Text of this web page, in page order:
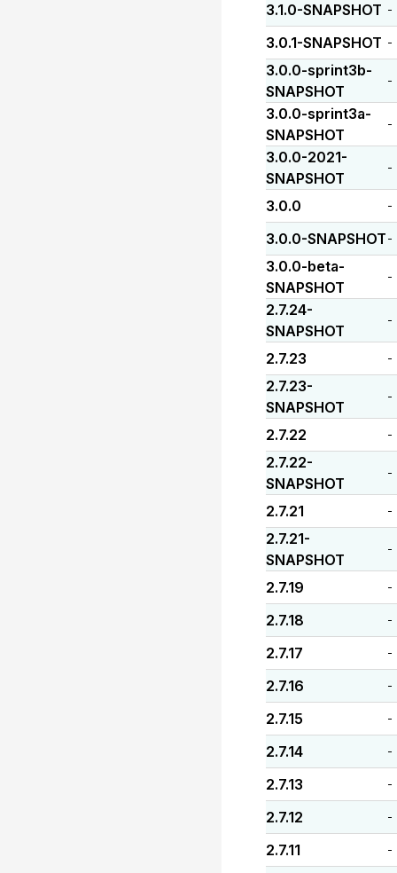
3.1.0-SNAPSHOT -
3.0.1-SNAPSHOT -
3.0.0-sprint3b-
SNAPSHOT
-
3.0.0-sprint3a-
SNAPSHOT
-
3.0.0-2021-
SNAPSHOT
-
3.0.0 -
3.0.0-SNAPSHOT -
3.0.0-beta-
SNAPSHOT
-
2.7.24-
SNAPSHOT
-
2.7.23 -
2.7.23-
SNAPSHOT
-
2.7.22 -
2.7.22-
SNAPSHOT
-
2.7.21 -
2.7.21-
SNAPSHOT
-
2.7.19 -
2.7.18 -
2.7.17 -
2.7.16 -
2.7.15 -
2.7.14 -
2.7.13 -
2.7.12 -
2.7.11 -